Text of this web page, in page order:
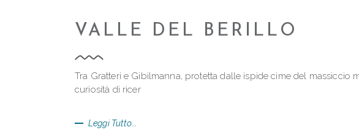
VALLE DEL BERILLO
Tra Gratteri e Gibilmanna, protetta dalle ispide cime del
curiosità di ricer
Leggi Tutto...